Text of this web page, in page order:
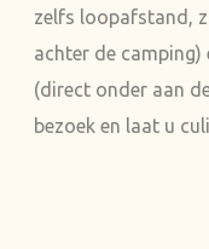
zelfs loopafstand,
achter de camping)
(direct onder aan
bezoek en laat u